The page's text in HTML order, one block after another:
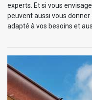
experts. Et si vous
peuvent aussi vous
adapté à vos besoins et